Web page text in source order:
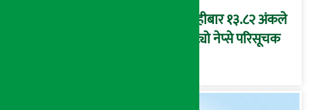
बिहीबार १३.८२ अंकले
घट्यो नेप्से परिसूचक